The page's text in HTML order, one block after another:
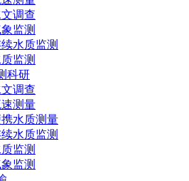
调查
监测
水质监测
监测
科研
调查
测量
水质测量
水质监测
监测
监测